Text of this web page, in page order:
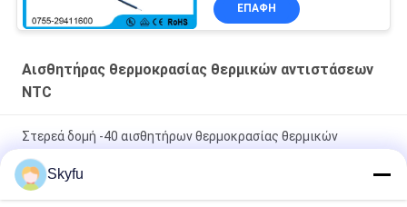
ΕΠΑΦΉ
Αισθητήρας θερμοκρασίας θερμικών αντιστάσεων
NTC
Στερεά δομή -40 αισθητήρων θερμοκρασίας θερμικών
αντιστάσεων υψηλής ακρίβειας ~125 Temp βαθμού σειρά
Επαγγελματική πιστοποίηση RoHS υψηλής αποδοτικότητας
Skyfu